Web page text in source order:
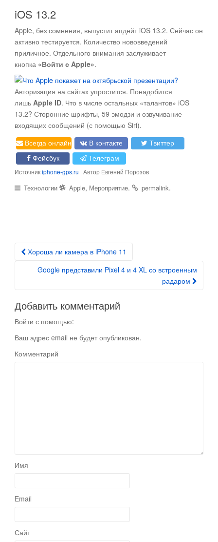
iOS 13.2
Apple, без сомнения, выпустит апдейт iOS 13.2. Сейчас он
активно тестируется. Количество нововведений
приличное. Отдельного внимания заслуживает
кнопка «Войти с Apple».
Авторизация на сайтах упростится. Понадобится
лишь Apple ID. Что в числе остальных «талантов» iOS
13.2? Сторонние шрифты, 59 эмодзи и озвучивание
входящих сообщений (с помощью Siri).
Всегда онлайн
В контакте
Твиттер
Фейсбук
Телеграм
Источникiphone-gps.ru | Автор Евгений Порозов
Технологии Apple, Мероприятие. permalink.
Post navigation
Хороша ли камера в iPhone 11
Google представили Pixel 4 и 4 XL со встроенным
радаром
Добавить комментарий
Войти с помощью:
Ваш адрес email не будет опубликован.
Комментарий
Имя
Email
Сайт